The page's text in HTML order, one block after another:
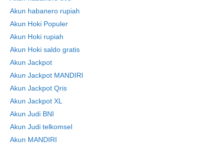
Akun habanero rupiah
Akun Hoki Populer
Akun Hoki rupiah
Akun Hoki saldo gratis
Akun Jackpot
Akun Jackpot MANDIRI
Akun Jackpot Qris
Akun Jackpot XL
Akun Judi BNI
Akun Judi telkomsel
Akun MANDIRI